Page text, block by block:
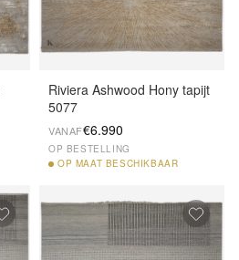
Riviera Ashwood Hony tapijt
5077
VANAF€6.990
OP BESTELLING
OP MAAT BESCHIKBAAR